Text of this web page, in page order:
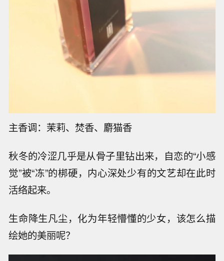
主香调：茉莉、焚香、麝猫香
秋冬的冷涩几乎是从骨子里钻出来，自恋的“小感
觉”被“冻”的梆硬，内心深处少有的文艺却在此时
活络起来。
生命降生凡尘，化为年轻懵懂的少女，该怎么描
绘她的美丽呢？